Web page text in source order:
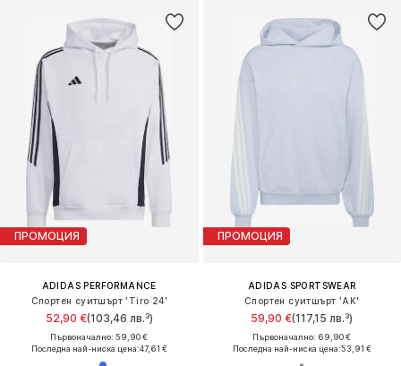
ПРОМОЦИЯ
ADIDAS PERFORMANCE
Спортен суитшърт 'Tiro 24'
52,90 €(103,46 лв.³)
Първоначално: 59,90 €
Последна най-ниска цена:47,61 €
ПРОМОЦИЯ
ADIDAS SPORTSWEAR
Спортен суитшърт 'AK'
59,90 €(117,15 лв.³)
Първоначално: 69,90 €
Последна най-ниска цена:53,91 €